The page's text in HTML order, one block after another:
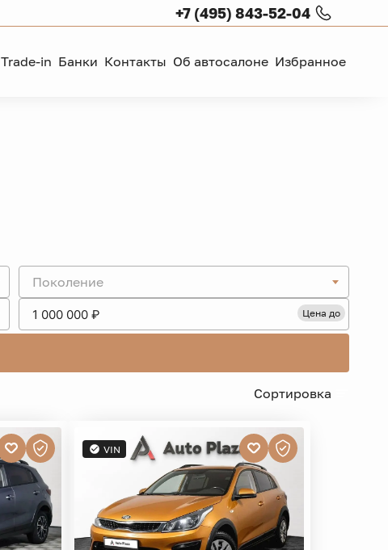
+7 (495) 843-52-04
Trade-in Банки Контакты Об автосалоне Избранное
Поколение
Цена до
Сортировка
VIN